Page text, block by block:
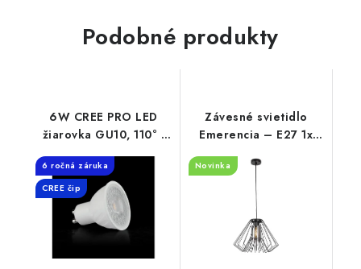
Podobné produkty
6W CREE PRO LED
žiarovka GU10, 110° -
445lm
6 ročná záruka
CREE čip
Závesné svietidlo
Emerencia – E27 1x
MAX 40 W – IP20
Novinka